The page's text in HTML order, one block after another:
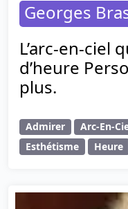
Georges
L’arc-en-ciel
d’heure
plus.
Admirer Arc-En-
Esthétisme
Heure